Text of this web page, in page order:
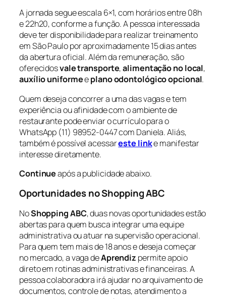
A jornada segue escala 6×1, com horários entre 08h
e 22h20, conforme a função. A pessoa interessada
deve ter disponibilidade para realizar treinamento
em São Paulo por aproximadamente 15 dias antes
da abertura oficial. Além da remuneração, são
oferecidosvale transporte,alimentação no local,
auxílio uniformeeplano odontológico opcional.
Quem deseja concorrer a uma das vagas e tem
experiência ou afinidade com o ambiente de
restaurante pode enviar o currículo para o
WhatsApp (11) 98952-0447 com Daniela. Aliás,
também é possível acessareste linke manifestar
interesse diretamente.
Continueapós a publicidade abaixo.
Oportunidades no Shopping ABC
NoShopping ABC, duas novas oportunidades estão
abertas para quem busca integrar uma equipe
administrativa ou atuar na supervisão operacional.
Para quem tem mais de 18 anos e deseja começar
no mercado, a vaga deAprendiz permite apoio
direto em rotinas administrativas e financeiras. A
pessoa colaboradora irá ajudar no arquivamento de
documentos, controle de notas, atendimento a